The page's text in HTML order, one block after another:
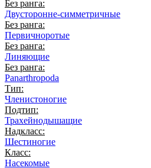
Без ранга:
Двусторонне-симметричные
Без ранга:
Первичноротые
Без ранга:
Линяющие
Без ранга:
Panarthropoda
Тип:
Членистоногие
Подтип:
Трахейнодышащие
Надкласс:
Шестиногие
Класс:
Насекомые